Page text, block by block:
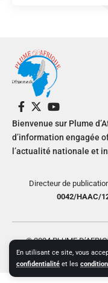
En utilisant ce site, vous
confidentialité et les
Bienvenue sur Plume
d’information engagée
l’actualité nationale et
Directeur de
0042/HAAC/
© 2024 PLUME